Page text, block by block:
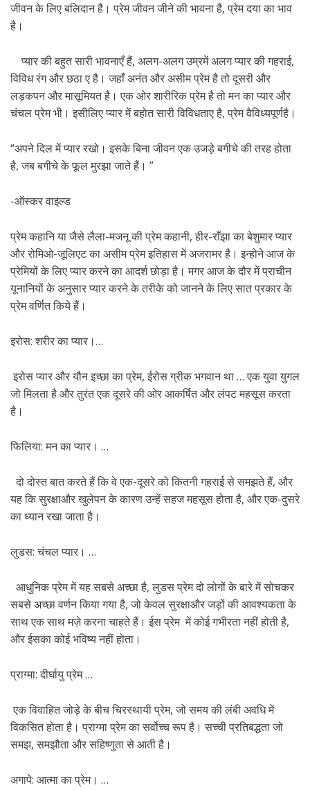
जीवन के लिए बलिदान है। प्रेम जीवन जीने की भावना है, प्रेम दया का भाव
है।
प्यार की बहुत सारी भावनाएँ हैं, अलग-अलग उम्रमें अलग प्यार की गहराई,
विविध रंग और छठा ए है। जहाँ अनंत और असीम प्रेम है तो दूसरी और
लड़कपन और मासूमियत है। एक ओर शारीरिक प्रेम है तो मन का प्यार और
चंचल प्रेम भी। इसीलिए प्यार में बहोत सारी विविधताए है, प्रेम वैविध्यपूर्णहै।
“अपने दिल में प्यार रखो। इसके बिना जीवन एक उजड़े बगीचे की तरह होता
है, जब बगीचे के फूल मुरझा जाते हैं। ”
-ऑस्कर वाइल्ड
प्रेम कहानि या जैसे लैला-मजनू की प्रेम कहानी, हीर-राँझा का बेशुमार प्यार
और रोमिओ-जूलिएट का असीम प्रेम इतिहास में अजरामर है। इन्होने आज के
प्रेमियों के लिए प्यार करने का आदर्श छोड़ा है। मगर आज के दौर में प्राचीन
यूनानियों के अनुसार प्यार करने के तरीके को जानने के लिए सात प्रकार के
प्रेम वर्णित किये हैं।
इरोस: शरीर का प्यार।…
इरोस प्यार और यौन इच्छा का प्रेम, ईरोस ग्रीक भगवान था … एक युवा युगल
जो मिलता है और तुरंत एक दूसरे की ओर आकर्षित और लंपट महसूस करता
है।
फिलिया: मन का प्यार। …
दो दोस्त बात करते हैं कि वे एक-दूसरे को कितनी गहराई से समझते हैं, और
यह कि सुरक्षाऔर खुलेपन के कारण उन्हें सहज महसूस होता है, और एक-दुसरे
का ध्यान रखा जाता है।
लुडस: चंचल प्यार। …
आधुनिक प्रेम में यह सबसे अच्छा है, लुडस प्रेम दो लोगों के बारे में सोचकर
सबसे अच्छा वर्णन किया गया है, जो केवल सुरक्षाऔर जड़ों की आवश्यकता के
साथ एक साथ मज़े करना चाहते हैं। ईस प्रेम में कोई गभीरता नहीं होती है,
और ईसका कोई भविष्य नहीं होता।
प्राग्मा: दीर्घायु प्रेम …
एक विवाहित जोड़े के बीच चिरस्थायी प्रेम, जो समय की लंबी अवधि में
विकसित होता है। प्राग्मा प्रेम का सर्वोच्च रूप है। सच्ची प्रतिबद्धता जो
समझ, समझौता और सहिष्णुता से आती है।
अगापे: आत्मा का प्रेम। …